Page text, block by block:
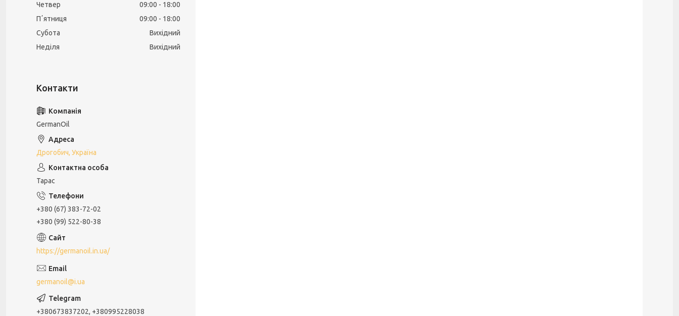
Четвер
09:00
18:00
Пʼятниця
09:00
18:00
Субота
Вихідний
Неділя
Вихідний
GermanOil
Дрогобич, Україна
Тарас
+380 (67) 383-72-02
+380 (99) 522-80-38
https://germanoil.in.ua/
germanoil@i.ua
+380673837202, +380995228038